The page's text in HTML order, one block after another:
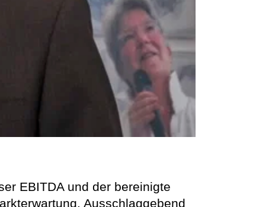
EBITDA und der bereinigte
Ausschlaggebend